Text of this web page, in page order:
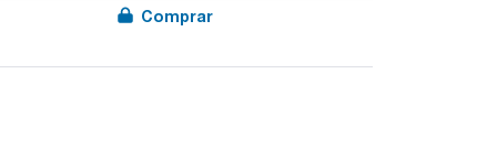
Comprar